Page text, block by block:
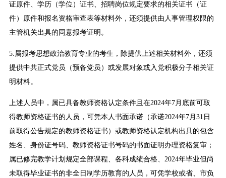
证原件、学历（学位）证书、招聘岗位规定要求的相关证书（证
件）原件和报名资格审查表等材料外，还须提供由人事管理权限的
主管机关出具的同意报考证明。
5.属报考思想政治教育专业的考生，除提供上述相关材料外，还须
提供中共正式党员（预备党员）或发展对象或入党积极分子相关证
明材料。
上述人员中，属已具备教师资格认定条件且在2024年7月底前可取
得教师资格证书的人员，可凭本人书面承诺（承诺2024年7月31日
前取得公告规定的教师资格证书）或教师资格认定机构出具的包含
姓名、身份证号码、教师资格证书号码的书面证明办理资格复审；
属已修完教学计划规定全部课程、各科成绩合格、2024年毕业但尚
未取得毕业证书的非全日制学历教育的人员，可凭学校或省、市负